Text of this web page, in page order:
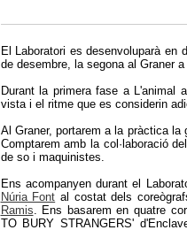
El Laboratori es desenvoluparà en
de desembre, la segona al Graner
Durant la primera fase a L'animal
vista i el ritme que es considerin
Al Graner, portarem a la pràctica
Comptarem amb la col·laboració
de so i maquinistes.
Ens acompanyen durant el
Núria Font al costat dels
Ramis . Ens basarem en quatre
TO BURY STRANGERS'